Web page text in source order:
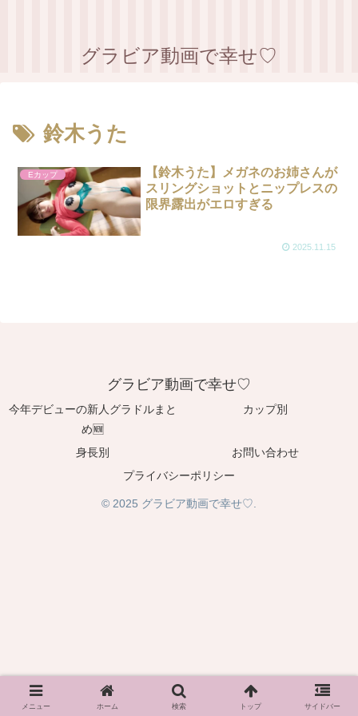
グラビア動画で幸せ♡
鈴木うた
Eカップ
【鈴木うた】メガネのお姉さんが
スリングショットとニップレスの
限界露出がエロすぎる
2025.11.15
グラビア動画で幸せ♡
今年デビューの新人グラドルまと
め🆕
カップ別
身長別
お問い合わせ
プライバシーポリシー
© 2025 グラビア動画で幸せ♡.
メニュー ホーム 検索 トップ サイドバー